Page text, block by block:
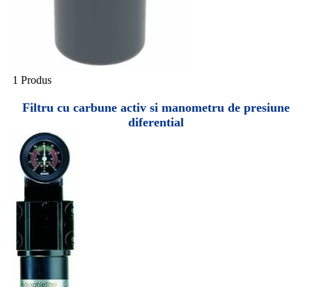
1 Produs
Filtru cu carbune activ si manometru de presiune
diferential